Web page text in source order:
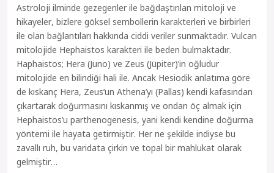
Astroloji ilminde gezegenler ile bağdaştırılan mitoloji ve
hikayeler, bizlere göksel sembollerin karakterleri ve birbirleri
ile olan bağlantıları hakkında ciddi veriler sunmaktadır. Vulcan
mitolojide Hephaistos karakteri ile beden bulmaktadır.
Haphaistos; Hera (Juno) ve Zeus (Jüpiter)’in oğludur
mitolojide en bilindiği hali ile. Ancak Hesiodik anlatıma göre
de kıskanç Hera, Zeus’un Athena’yı (Pallas) kendi kafasından
çıkartarak doğurmasını kıskanmış ve ondan öç almak için
Hephaistos’u parthenogenesis, yani kendi kendine doğurma
yöntemi ile hayata getirmiştir. Her ne şekilde indiyse bu
zavallı ruh, bu varidata çirkin ve topal bir mahlukat olarak
gelmiştir…